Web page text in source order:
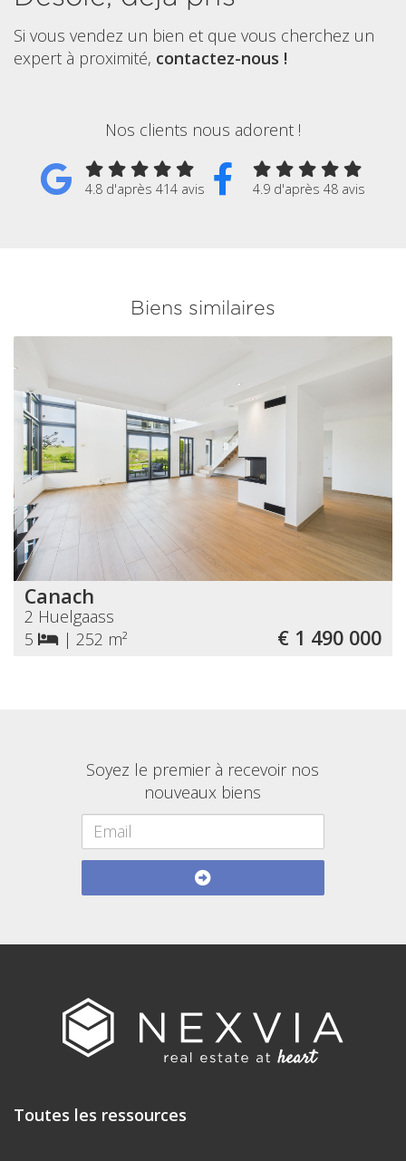
Si vous vendez un bien et que vous cherchez un
expert à proximité, contactez-nous !
Nos clients nous adorent !
4.8 d'après 414 avis 4.9 d'après 48 avis
Biens similaires
Canach
2 Huelgaass
5
| 252 m² € 1 490 000
Soyez le premier à recevoir nos
nouveaux biens
Toutes les ressources